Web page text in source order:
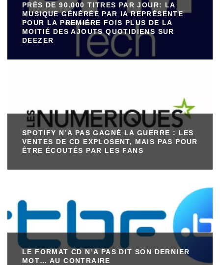
PRÈS DE 90.000 TITRES PAR JOUR: LA
MUSIQUE GÉNÉRÉE PAR IA REPRÉSENTE
POUR LA PREMIÈRE FOIS PLUS DE LA
MOITIÉ DES AJOUTS QUOTIDIENS SUR
DEEZER
SPOTIFY N’A PAS GAGNÉ LA GUERRE : LES
VENTES DE CD EXPLOSENT, MAIS PAS POUR
ÊTRE ÉCOUTÉS PAR LES FANS
LE FORMAT CD N’A PAS DIT SON DERNIER
MOT… AU CONTRAIRE